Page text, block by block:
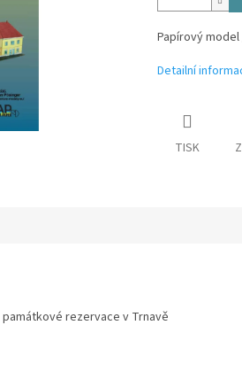
Papírový
Detailní
TISK
rezervace v Trnavě